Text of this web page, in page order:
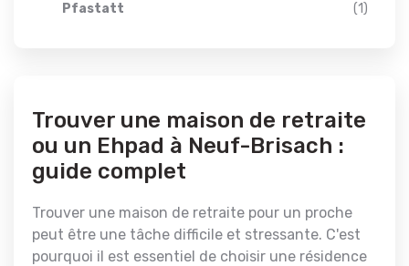
Pfastatt
(1)
Trouver une maison de retraite
ou un Ehpad à Neuf-Brisach :
guide complet
Trouver une maison de retraite pour un proche
peut être une tâche difficile et stressante. C'est
pourquoi il est essentiel de choisir une résidence